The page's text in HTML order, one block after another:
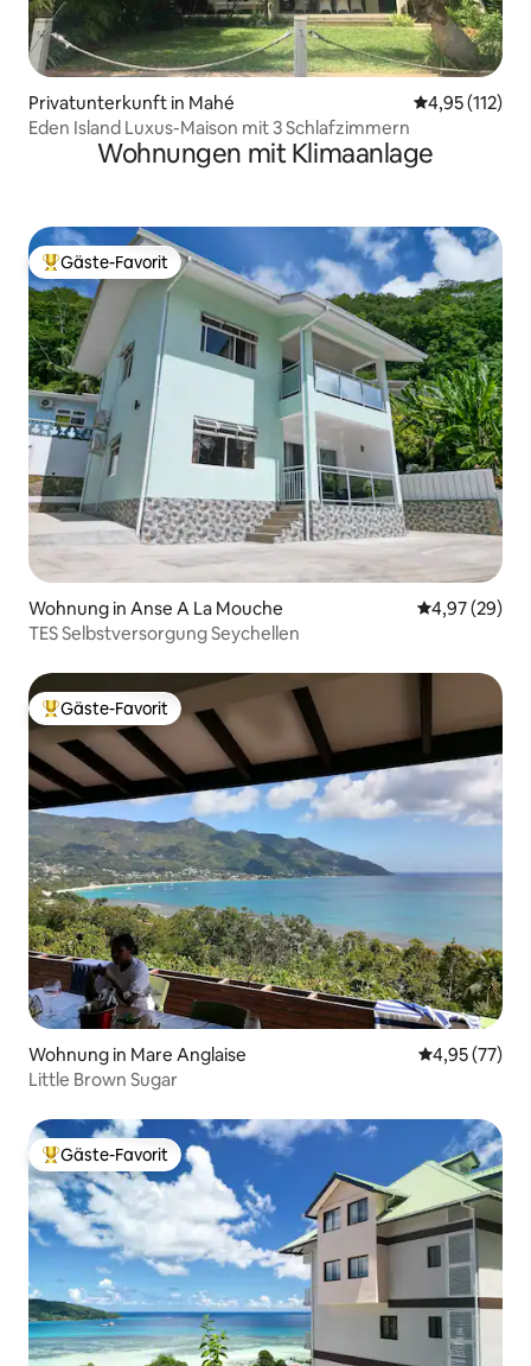
Privatunterkunft in Mahé
4,95 (112)
Eden Island Luxus-Maison mit 3 Schlafzimmern
Wohnungen mit Klimaanlage
Beliebter Gäste-Favorit.
Gäste-Favorit
Wohnung in Anse A La Mouche
4,97 (29)
TES Selbstversorgung Seychellen
Beliebter Gäste-Favorit.
Gäste-Favorit
Wohnung in Mare Anglaise
4,95 (77)
Little Brown Sugar
Beliebter Gäste-Favorit.
Gäste-Favorit